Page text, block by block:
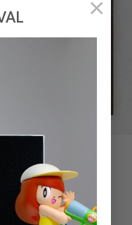
×
WORK NO
RIGHT OR